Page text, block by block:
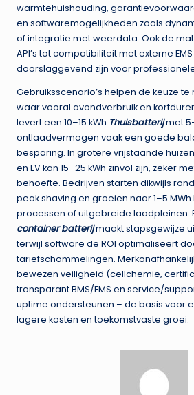
warmtehuishouding,
en softwaremogelijkheden zoals
of integratie met weerdata. Ook de
API’s tot compatibiliteit met externe
doorslaggevend zijn voor
Gebruiksscenario’s helpen de keuze te
waar vooral avondverbruik en
levert een 10–15 kWh Thuisbatterijmet
ontlaadvermogen vaak een goede
besparing. In grotere vrijstaande
en EV kan 15–25 kWh zinvol zijn, zeker
behoefte. Bedrijven starten dikwijls
peak shaving en groeien naar 1–5
processen of uitgebreide laadpleinen.
container batterijmaakt stapsgewijze
terwijl software de ROI optimaliseert
tariefschommelingen.
bewezen veiligheid (cellchemie,
transparant BMS/EMS en service/
uptime ondersteunen – de basis voor
lagere kosten en toekomstvaste groei.